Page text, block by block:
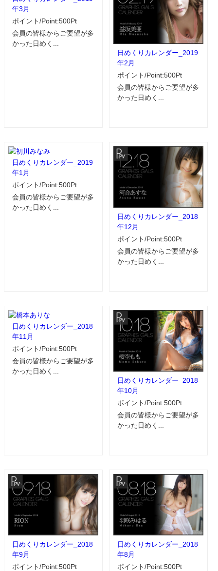
年3月
ポイント/Point:500Pt
会員の皆様からご要望が多
かった日めく...
日めくりカレンダー_2019
年2月
ポイント/Point:500Pt
会員の皆様からご要望が多
かった日めく...
日めくりカレンダー_2019
年1月
ポイント/Point:500Pt
会員の皆様からご要望が多
かった日めく...
日めくりカレンダー_2018
年12月
ポイント/Point:500Pt
会員の皆様からご要望が多
かった日めく...
日めくりカレンダー_2018
年11月
ポイント/Point:500Pt
会員の皆様からご要望が多
かった日めく...
日めくりカレンダー_2018
年10月
ポイント/Point:500Pt
会員の皆様からご要望が多
かった日めく...
日めくりカレンダー_2018
年9月
ポイント/Point:500Pt
日めくりカレンダー_2018
年8月
ポイント/Point:500Pt